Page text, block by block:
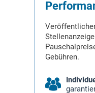
Gebühren.